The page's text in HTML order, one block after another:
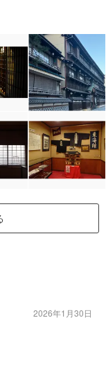
2026年1月30日